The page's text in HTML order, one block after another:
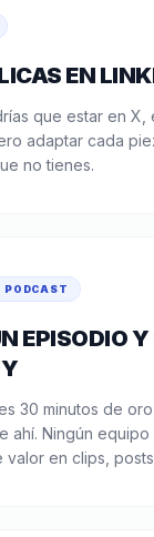
EN
que estar en X,
adaptar cada
no tienes.
PODCAST
EPISODIO Y
30 minutos de
ahí. Ningún equipo
en clips,